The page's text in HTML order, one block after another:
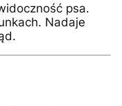
psa.
Nadaje